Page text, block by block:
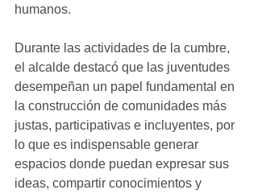
humanos.
Durante las actividades de la cumbre,
el alcalde destacó que las juventudes
desempeñan un papel fundamental en
la construcción de comunidades más
justas, participativas e incluyentes, por
lo que es indispensable generar
espacios donde puedan expresar sus
ideas, compartir conocimientos y